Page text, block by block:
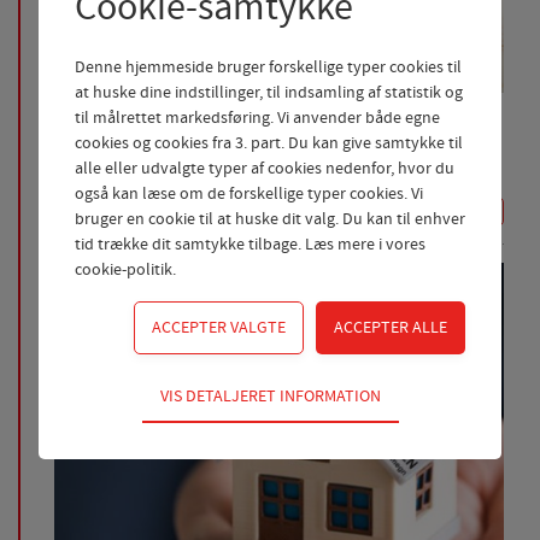
08-05-2026
God sommer erhverv
Kom til kaffe og rundstykker i sparekassen
LÆS MERE
Denne hjemmeside bruger forskellige typer cookies til
at huske dine indstillinger, til indsamling af statistik og
til målrettet markedsføring. Vi anvender både egne
cookies og cookies fra 3. part. Du kan give samtykke til
alle eller udvalgte typer af cookies nedenfor, hvor du
også kan læse om de forskellige typer cookies. Vi
bruger en cookie til at huske dit valg. Du kan til enhver
tid trække dit samtykke tilbage. Læs mere ivores
cookie-politik.
Teknisk
Tekniske cookies er nødvendige for hjemmesidens
adgangskontrol samt indkøbskurv og kan derfor ikke
VIS DETALJERET INFORMATION